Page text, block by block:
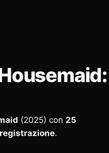
(2025) con 25
.